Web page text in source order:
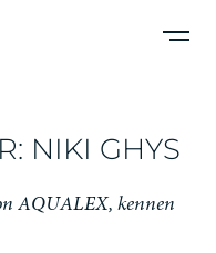
R: NIKI GHYS
n AQUALEX, kennen